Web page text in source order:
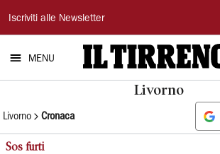
Il
Tirreno
Iscriviti alle Newsletter
MENU
Livorno
Livorno Cronaca
Sos furti